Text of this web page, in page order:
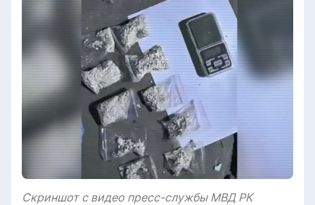
Скриншот с видео пресс-службы МВД РК